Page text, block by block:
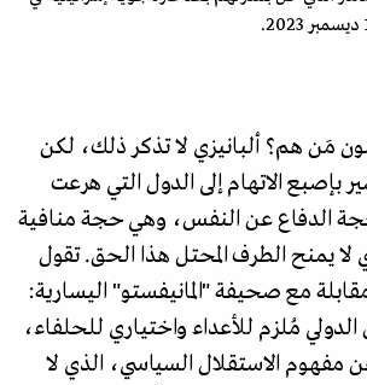
مَن هم؟ ألبانيزي لا تذكر ذلك، لكن
بإصبع الاتهام إلى الدول التي هرعت
الدفاع عن النفس، وهي حجة منافية
لا يمنح الطرف المحتل هذا الحق. تقول
مع صحيفة "المانيفستو" اليسارية:
الدولي مُلزم للأعداء واختياري للحلفاء،
مفهوم الاستقلال السياسي، الذي لا